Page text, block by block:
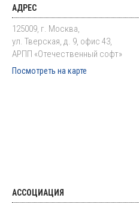
АДРЕС
125009, г. Москва,
ул. Тверская, д. 9, офис 43,
АРПП «Отечественный софт»
Посмотреть на карте
АССОЦИАЦИЯ